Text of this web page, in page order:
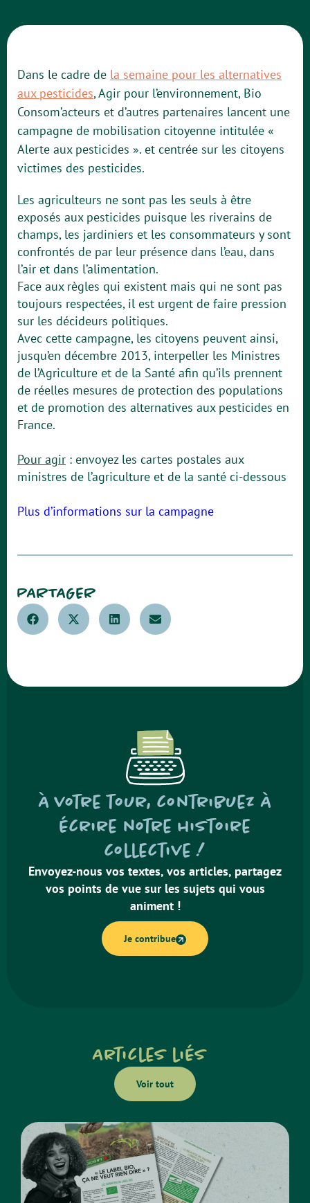
Dans le cadre de la semaine pour les alternatives
aux pesticides,Agir pour l’environnement, Bio
Consom’acteurs et d’autres partenaires lancent une
campagne de mobilisation citoyenne intitulée «
Alerte aux pesticides ». et centrée sur les citoyens
victimes des pesticides.
Les agriculteurs ne sont pas les seuls à être
exposés aux pesticides puisque les riverains de
champs, les jardiniers et les consommateurs y sont
confrontés de par leur présence dans l’eau, dans
l’air et dans l’alimentation.
Face aux règles qui existent mais qui ne sont pas
toujours respectées, il est urgent de faire pression
sur les décideurs politiques.
Avec cette campagne, les citoyens peuvent ainsi,
jusqu’en décembre 2013, interpeller les Ministres
de l’Agriculture et de la Santé afin qu’ils prennent
de réelles mesures de protection des populations
et de promotion des alternatives aux pesticides en
France.
Pour agir : envoyez les cartes postales aux
ministres de l’agriculture et de la santé ci-dessous
Plus d’informations sur la campagne
PARTAGER
À votre tour, contribuez à
écrire notre histoire
collective !
Envoyez-nous vos textes, vos articles, partagez
vos points de vue sur les sujets qui vous
animent !
Je contribue
Articles liés
Voir tout